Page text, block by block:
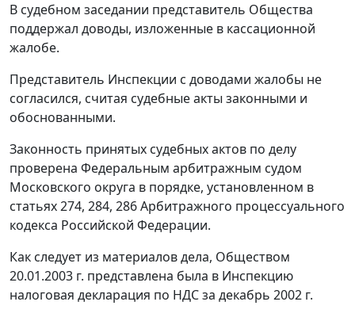
В судебном заседании представитель Общества
поддержал доводы, изложенные в кассационной
жалобе.
Представитель Инспекции с доводами жалобы не
согласился, считая судебные акты законными и
обоснованными.
Законность принятых судебных актов по делу
проверена Федеральным арбитражным судом
Московского округа в порядке, установленном в
статьях 274, 284, 286Арбитражного процессуального
кодекса Российской Федерации.
Как следует из материалов дела, Обществом
20.01.2003 г. представлена была в Инспекцию
налоговая декларация по НДС за декабрь 2002 г.